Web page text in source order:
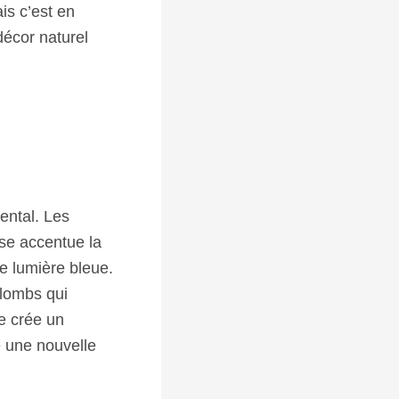
c’est en
naturel
Les
accentue la
lumière bleue.
qui
crée un
une nouvelle